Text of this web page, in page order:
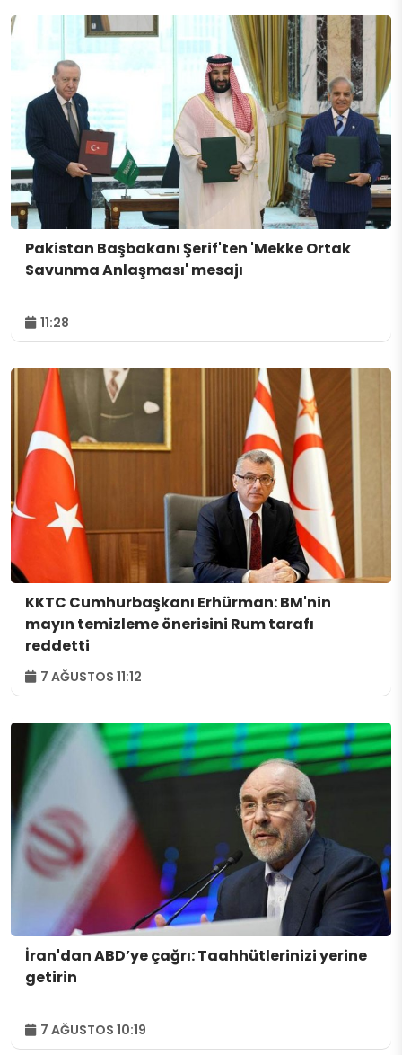
Pakistan Başbakanı Şerif'ten 'Mekke Ortak
Savunma Anlaşması' mesajı
11:28
KKTC Cumhurbaşkanı Erhürman: BM'nin
mayın temizleme önerisini Rum tarafı
reddetti
7 AĞUSTOS 11:12
İran'dan ABD’ye çağrı: Taahhütlerinizi yerine
getirin
7 AĞUSTOS 10:19